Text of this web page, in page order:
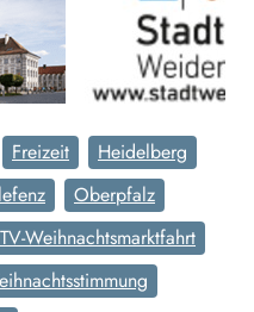
Freizeit
Heidelberg
Oberpfalz
Weihnachtsmarktfahrt